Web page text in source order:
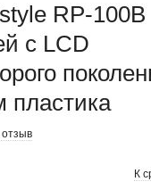
RP-100B
с LCD
пластика
отзыв
К